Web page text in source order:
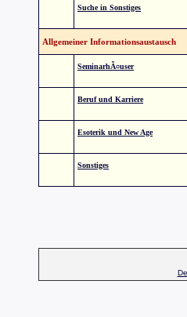
Suche in Sonstiges
Allgemeiner Informationsaustausch
SeminarhÃ¤user
Beruf und Karriere
Esoterik und New Age
Sonstiges